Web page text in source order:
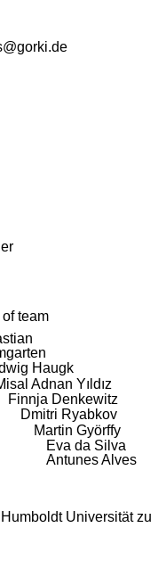
team
Haugk
Adnan Yıldız
Finnja Denkewitz
Dmitri Ryabkov
Martin Györffy
Eva da Silva
Antunes Alves
Universität zu